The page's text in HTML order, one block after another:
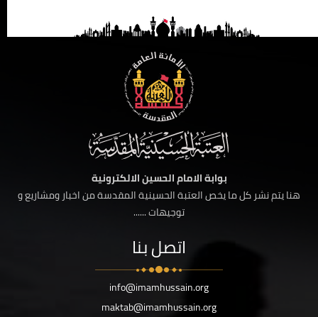
بوابة الامام الحسين الالكترونية
هنا يتم نشر كل ما يخص العتبة الحسينية المقدسة من اخبار ومشاريع و
توجيهات ......
اتصل بنا
info@imamhussain.org
maktab@imamhussain.org